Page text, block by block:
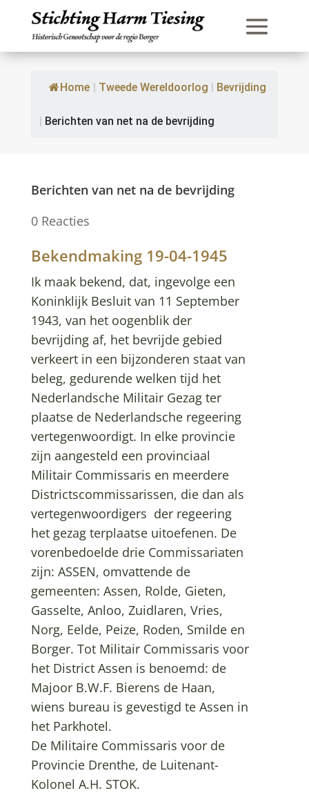
Home | Tweede Wereldoorlog | Bevrijding
| Berichten van net na de bevrijding
Berichten van net na de bevrijding
0 Reacties
Bekendmaking 19-04-1945
Ik maak bekend, dat, ingevolge een
Koninklijk Besluit van 11 September
1943, van het oogenblik der
bevrijding af, het bevrijde gebied
verkeert in een bijzonderen staat van
beleg, gedurende welken tijd het
Nederlandsche Militair Gezag ter
plaatse de Nederlandsche regeering
vertegenwoordigt. In elke provincie
zijn aangesteld een provinciaal
Militair Commissaris en meerdere
Districtscommissarissen, die dan als
vertegenwoordigers der regeering
het gezag terplaatse uitoefenen. De
vorenbedoelde drie Commissariaten
zijn: ASSEN, omvattende de
gemeenten: Assen, Rolde, Gieten,
Gasselte, Anloo, Zuidlaren, Vries,
Norg, Eelde, Peize, Roden, Smilde en
Borger. Tot Militair Commissaris voor
het District Assen is benoemd: de
Majoor B.W.F. Bierens de Haan,
wiens bureau is gevestigd te Assen in
het Parkhotel.
De Militaire Commissaris voor de
Provincie Drenthe, de Luitenant-
Kolonel A.H. STOK.